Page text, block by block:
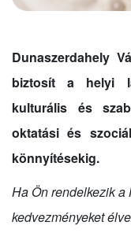
Dunaszerdahely
biztosít a helyi
kulturális és
oktatási és
könnyítésekig.
Ha Ön rendelkezik
kedvezményeket